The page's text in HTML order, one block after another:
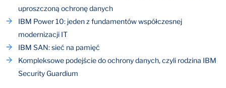
uproszczoną ochronę danych
IBM Power 10: jeden z fundamentów współczesnej
modernizacji IT
IBM SAN: sieć na pamięć
Kompleksowe podejście do ochrony danych, czyli rodzina IBM
Security Guardium